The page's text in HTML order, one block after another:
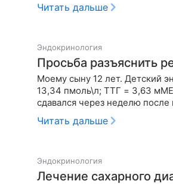
Читать дальше
Эндокринология
Просьба разъяснить
Моему сыну 12 лет. Детский
13,34 пмоль\л; ТТГ = 3,63
сдавался через неделю
Читать дальше
Эндокринология
Лечение сахарного